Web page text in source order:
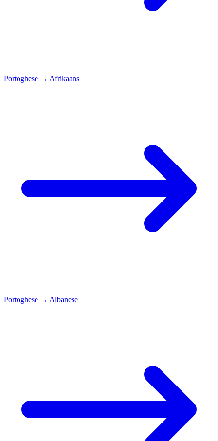
Portoghese → Afrikaans
Portoghese → Albanese